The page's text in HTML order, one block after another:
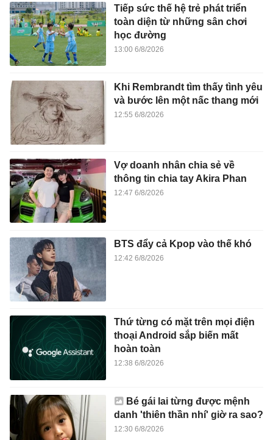
Tiếp sức thế hệ trẻ phát triển
toàn diện từ những sân chơi
học đường
13:00 6/8/2026
Khi Rembrandt tìm thấy tình yêu
và bước lên một nấc thang mới
12:55 6/8/2026
Vợ doanh nhân chia sẻ về
thông tin chia tay Akira Phan
12:47 6/8/2026
BTS đẩy cả Kpop vào thế khó
12:42 6/8/2026
Thứ từng có mặt trên mọi điện
thoại Android sắp biến mất
hoàn toàn
12:38 6/8/2026
Bé gái lai từng được mệnh
danh 'thiên thần nhí' giờ ra sao?
12:30 6/8/2026